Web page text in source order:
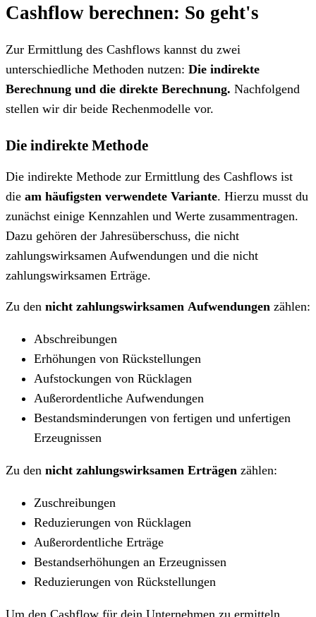
Cashflow berechnen: So geht's
Zur Ermittlung des Cashflows kannst du zwei
unterschiedliche Methoden nutzen: Die indirekte
Berechnung und die direkte Berechnung. Nachfolgend
stellen wir dir beide Rechenmodelle vor.
Die indirekte Methode
Die indirekte Methode zur Ermittlung des Cashflows ist
die am häufigsten verwendete Variante. Hierzu musst du
zunächst einige Kennzahlen und Werte zusammentragen.
Dazu gehören der Jahresüberschuss, die nicht
zahlungswirksamen Aufwendungen und die nicht
zahlungswirksamen Erträge.
Zu den nicht zahlungswirksamen Aufwendungen zählen:
Abschreibungen
Erhöhungen von Rückstellungen
Aufstockungen von Rücklagen
Außerordentliche Aufwendungen
Bestandsminderungen von fertigen und unfertigen
Erzeugnissen
Zu den nicht zahlungswirksamen Erträgen zählen:
Zuschreibungen
Reduzierungen von Rücklagen
Außerordentliche Erträge
Bestandserhöhungen an Erzeugnissen
Reduzierungen von Rückstellungen
Um den Cashflow für dein Unternehmen zu ermitteln,